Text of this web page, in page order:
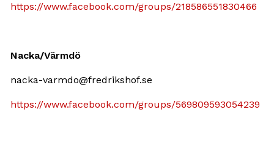
https://www.facebook.com/groups/218586551830466
Nacka/Värmdö
nacka-varmdo@fredrikshof.se
https://www.facebook.com/groups/569809593054239